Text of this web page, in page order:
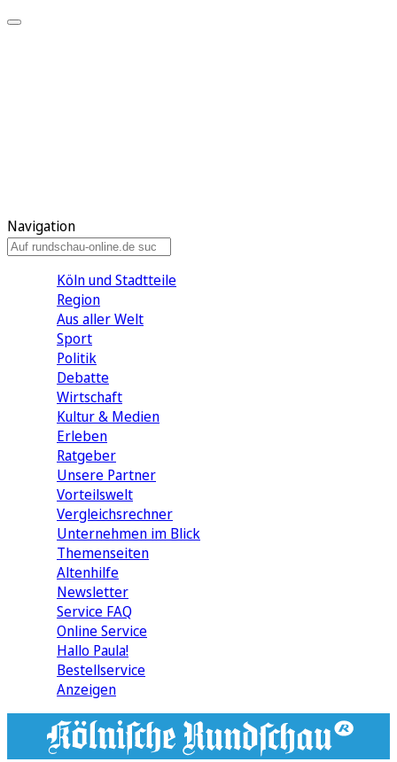
Navigation
Köln und Stadtteile
Region
Aus aller Welt
Sport
Politik
Debatte
Wirtschaft
Kultur & Medien
Erleben
Ratgeber
Unsere Partner
Vorteilswelt
Vergleichsrechner
Unternehmen im Blick
Themenseiten
Altenhilfe
Newsletter
Service FAQ
Online Service
Hallo Paula!
Bestellservice
Anzeigen